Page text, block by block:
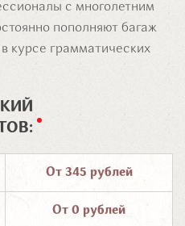
с многолетним
пополняют багаж
курсе грамматических
От 345 рублей
От 0 рублей